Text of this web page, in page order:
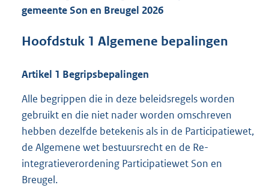
gemeente Son en Breugel 2026
Hoofdstuk 1 Algemene bepalingen
Artikel 1 Begripsbepalingen
Alle begrippen die in deze beleidsregels worden
gebruikt en die niet nader worden omschreven
hebben dezelfde betekenis als in de Participatiewet,
de Algemene wet bestuursrecht en de Re-
integratieverordening Participatiewet Son en
Breugel.